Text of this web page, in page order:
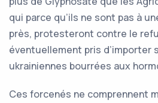
qui parce qu’ils ne sont pas à
près, protesteront contre le
éventuellement pris d’importer
ukrainiennes bourrées aux
Ces forcenés ne comprennent